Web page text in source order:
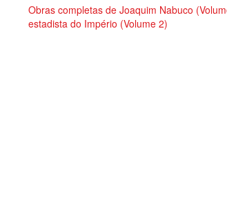
Obras completas de Joaquim Nabuco
estadista do Império (Volume 2)